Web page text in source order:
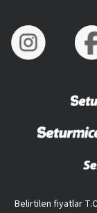
Belirtilen fiyatlar